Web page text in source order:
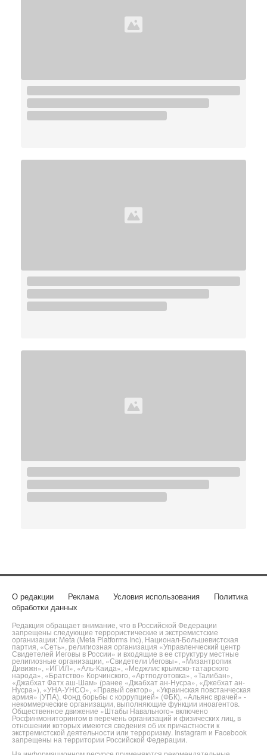
О редакции Реклама Условия использования
Политика
обработки данных
Редакция обращает внимание, что в Российской Федерации
запрещены следующие террористические и экстремистские
организации: Meta (Meta Platforms Inc), Национал-Большевистская
партия, «Сеть», религиозная организация «Управленческий центр
Свидетелей Иеговы в России» и входящие в ее структуру местные
религиозные организации, «Свидетели Иеговы», «Мизантропик
Дивижн», «ИГИЛ», «Аль-Каида», «Меджлис крымско-татарского
народа», «Братство» Корчинского, «Артподготовка», «Талибан»,
«Джабхат Фатх аш-Шам» (ранее «Джабхат ан-Нусра», «Джебхат ан-
Нусра»), «УНА-УНСО», «Правый сектор», «Украинская повстанческая
армия» (УПА). Фонд борьбы с коррупцией» (ФБК), «Альянс врачей» -
некоммерческие организации, выполняющие функции иноагентов.
Общественное движение «Штабы Навального» включено
Росфинмониторингом в перечень организаций и физических лиц, в
отношении которых имеются сведения об их причастности к
экстремистской деятельности или терроризму. Instagram и Facebook
запрещены на территории Российской Федерации.